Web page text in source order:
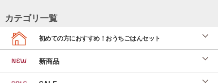
カテゴリ一覧
初めての方におすすめ！おうちごはんセット
新商品